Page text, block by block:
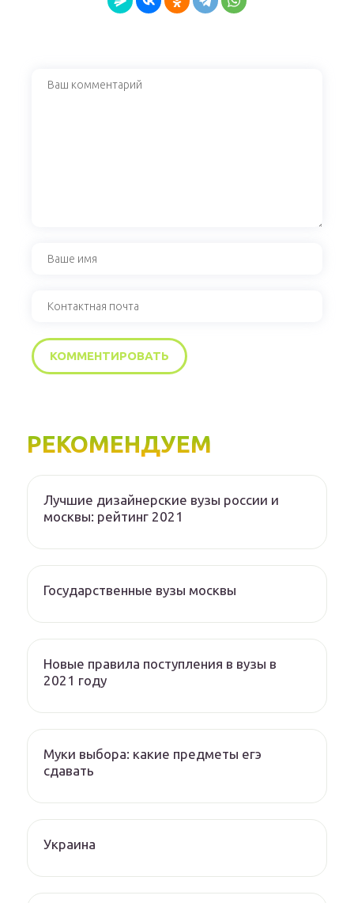
РЕКОМЕНДУЕМ
Лучшие дизайнерские вузы россии и
москвы: рейтинг 2021
Государственные вузы москвы
Новые правила поступления в вузы в
2021 году
Муки выбора: какие предметы егэ
сдавать
Украина